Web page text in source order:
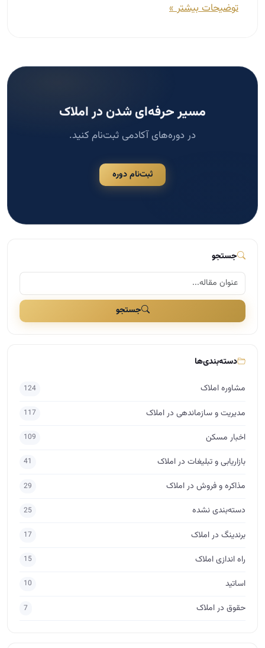
توضیحات بیشتر »
مسیر حرفه‌ای شدن در املاک
در دوره‌های آکادمی ثبت‌نام کنید.
ثبت‌نام دوره
جستجو
جستجو
دسته‌بندی‌ها
مشاوره املاک 124
مدیریت و سازماندهی در املاک 117
اخبار مسکن 109
بازاریابی و تبلیغات در املاک 41
مذاکره و فروش در املاک 29
دسته‌بندی نشده 25
برندینگ در املاک 17
راه اندازی املاک 15
اساتید 10
حقوق در املاک 7